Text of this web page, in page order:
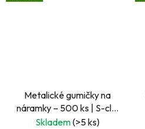
Metalické gumičky na
náramky – 500 ks | S-clip
spony a háček
Skladem(>5 ks)